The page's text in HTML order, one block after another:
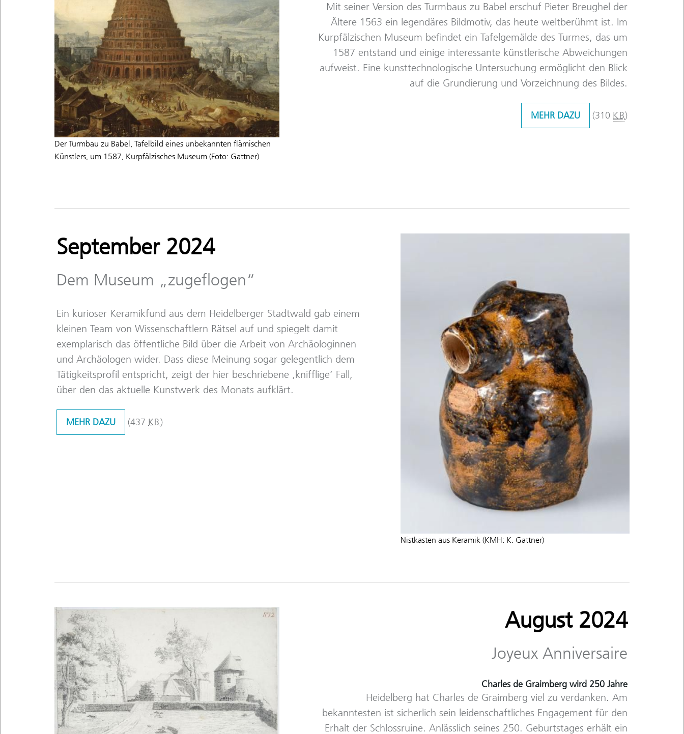
Der Turmbau zu Babel, Tafelbild eines unbekannten flämischen
Künstlers, um 1587, Kurpfälzisches Museum (Foto: Gattner)
Mit seiner Version des Turmbaus zu Babel erschuf Pieter Breughel der
Ältere 1563 ein legendäres Bildmotiv, das heute weltberühmt ist. Im
Kurpfälzischen Museum befindet ein Tafelgemälde des Turmes, das um
1587 entstand und einige interessante künstlerische Abweichungen
aufweist. Eine kunsttechnologische Untersuchung ermöglicht den Blick
auf die Grundierung und Vorzeichnung des Bildes.
MEHR DAZU (310 KB)
Nistkasten aus Keramik (KMH: K. Gattner)
September 2024
Dem Museum „zugeflogen“
Ein kurioser Keramikfund aus dem Heidelberger Stadtwald gab einem
kleinen Team von Wissenschaftlern Rätsel auf und spiegelt damit
exemplarisch das öffentliche Bild über die Arbeit von Archäologinnen
und Archäologen wider. Dass diese Meinung sogar gelegentlich dem
Tätigkeitsprofil entspricht, zeigt der hier beschriebene ‚knifflige‘ Fall,
über den das aktuelle Kunstwerk des Monats aufklärt.
MEHR DAZU (437 KB)
August 2024
Joyeux Anniversaire
Charles de Graimberg wird 250 Jahre
Heidelberg hat Charles de Graimberg viel zu verdanken. Am
bekanntesten ist sicherlich sein leidenschaftliches Engagement für den
Erhalt der Schlossruine. Anlässlich seines 250. Geburtstages erhält ein